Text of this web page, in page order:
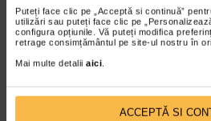
Puteți face clic pe „Acceptă si continuă”
utilizări sau puteți face clic pe
configura opțiunile. Vă puteți modifica
retrage consimțământul pe site-ul nostru în
Mai multe detalii aici.
ACCEPTĂ SI
Proceduri medicale
O biopsie mamara
care se
san pentru a fi
Aceasta
5 minute, 2 secunde